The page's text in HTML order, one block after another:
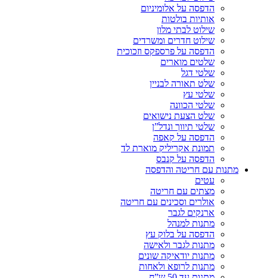
הדפסה על אלומיניום
אותיות בולטות
שילוט לבתי מלון
שילוט חדרים ומשרדים
הדפסה על פרספקס וזכוכית
שלטים מוארים
שלטי דגל
שלט תאורה לבניין
שלטי עץ
שלטי הכוונה
שלט הצעת נישואים
שלטי תיווך ונדל”ן
הדפסה על קאפה
תמונת אקריליק מוארת לד
הדפסה על קנבס
מתנות עם חריטה והדפסה
עטים
מצתים עם חריטה
אולרים וסכינים עם חריטה
ארנקים לגבר
מתנות למנהל
הדפסה על בלוק עץ
מתנות לגבר ולאישה
מתנות יודאיקה שונים
מתנות לרופא ולאחות